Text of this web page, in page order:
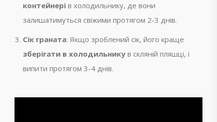
контейнері в холодильнику, де вони
залишатимуться свіжими протягом 2-3 днів.
Сік граната: Якщо зроблений сік, його краще
зберігати в холодильнику в скляній пляшці, і
випити протягом 3-4 днів.